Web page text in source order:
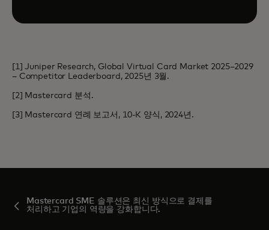
[1] Juniper Research, Global Virtual Card Market 2025–2029
– Competitor Leaderboard, 2025년 3월.
[2] Mastercard 분석.
[3] Mastercard 연례 보고서, 10-K 양식, 2024년.
Mastercard SME 솔루션은 최신 방식으로 결제를
처리하고 기업의 역량을 강화합니다.